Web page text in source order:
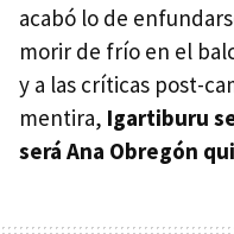
acabó lo de
morir de frío en el
y a las críticas post-
mentira, Igartiburu
será Ana Obregón